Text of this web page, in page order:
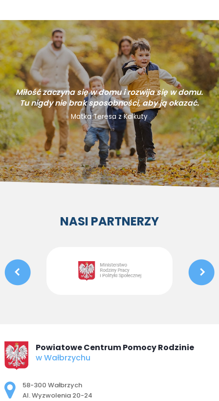
Miłość zaczyna się w domu i rozwija się w domu.
Tu nigdy nie brak sposobności, aby ją okazać.
Matka Teresa z Kalkuty
NASI PARTNERZY
Powiatowe Centrum Pomocy Rodzinie
w Wałbrzychu
Adres pocztowy:
58-300 Wałbrzych
Al. Wyzwolenia 20-24